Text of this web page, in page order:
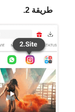
طريقة 2.